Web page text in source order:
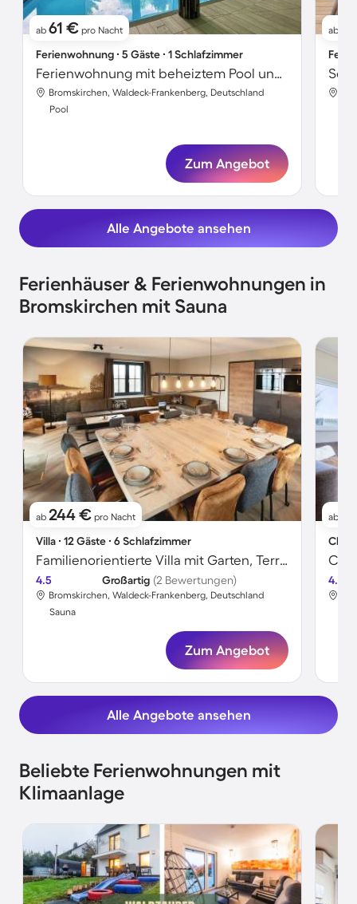
ab 61 € pro Nacht
Ferienwohnung ∙ 5 Gäste ∙ 1 Schlafzimmer
Ferienwohnung mit beheiztem Pool und Sauna | Bergblick
Bromskirchen, Waldeck-Frankenberg, Deutschland
Pool
Zum Angebot
ab
Alle Angebote ansehen
Ferienhäuser & Ferienwohnungen in
Bromskirchen mit Sauna
ab 244 € pro Nacht
Villa ∙ 12 Gäste ∙ 6 Schlafzimmer
Familienorientierte Villa mit Garten, Terrasse und Sauna | Nah am Skifahren
4.5 Großartig (2 Bewertungen)
Bromskirchen, Waldeck-Frankenberg, Deutschland
Sauna
Zum Angebot
ab
4.3
Alle Angebote ansehen
Beliebte Ferienwohnungen mit
Klimaanlage